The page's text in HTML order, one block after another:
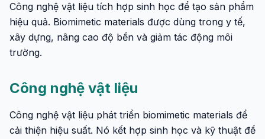
Công nghệ vật liệu tích hợp sinh học để tạo sản phẩm
hiệu quả. Biomimetic materials được dùng trong y tế,
xây dựng, nâng cao độ bền và giảm tác động môi
trường.
Công nghệ vật liệu
Công nghệ vật liệu phát triển biomimetic materials để
cải thiện hiệu suất. Nó kết hợp sinh học và kỹ thuật để